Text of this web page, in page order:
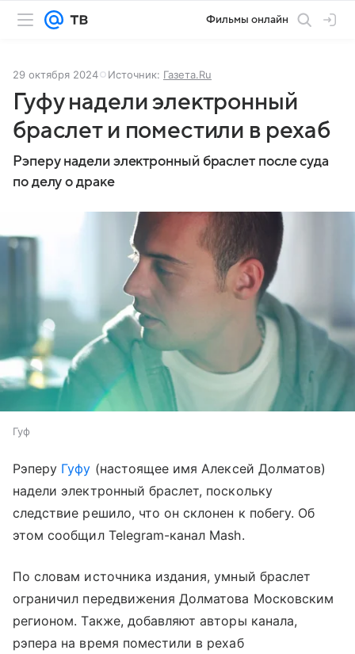
Фильмы онлайн
29 октября 2024 Источник: Газета.Ru
Гуфу надели электронный
браслет и поместили в рехаб
Рэперу надели электронный браслет после суда
по делу о драке
Гуф
Рэперу Гуфу (настоящее имя Алексей Долматов)
надели электронный браслет, поскольку
следствие решило, что он склонен к побегу. Об
этом сообщил Telegram-канал Mash.
По словам источника издания, умный браслет
ограничил передвижения Долматова Московским
регионом. Также, добавляют авторы канала,
рэпера на время поместили в рехаб